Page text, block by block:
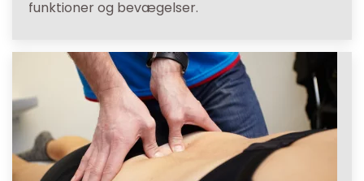
funktioner og bevægelser.